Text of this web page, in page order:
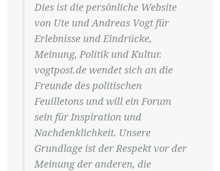
Dies ist die persönliche Website
von Ute und Andreas Vogt für
Erlebnisse und Eindrücke,
Meinung, Politik und Kultur.
vogtpost.de wendet sich an die
Freunde des politischen
Feuilletons und will ein Forum
sein für Inspiration und
Nachdenklichkeit. Unsere
Grundlage ist der Respekt vor der
Meinung der anderen, die